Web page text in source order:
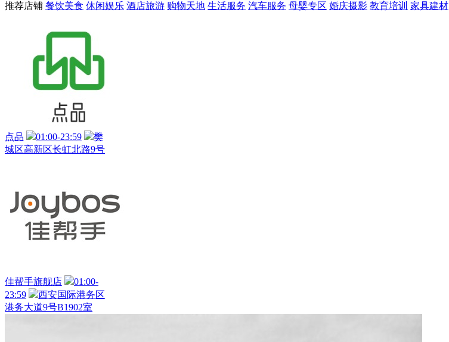
推荐店铺 餐饮美食 休闲娱乐 酒店旅游 购物天地 生活服务 汽车服务 母婴专区 婚庆摄影 教育培训 家具建材
点品 01:00-23:59
樊
城区高新区长虹北路9号
佳帮手旗舰店
01:00-
23:59
西安国际港务区
港务大道9号B1902室